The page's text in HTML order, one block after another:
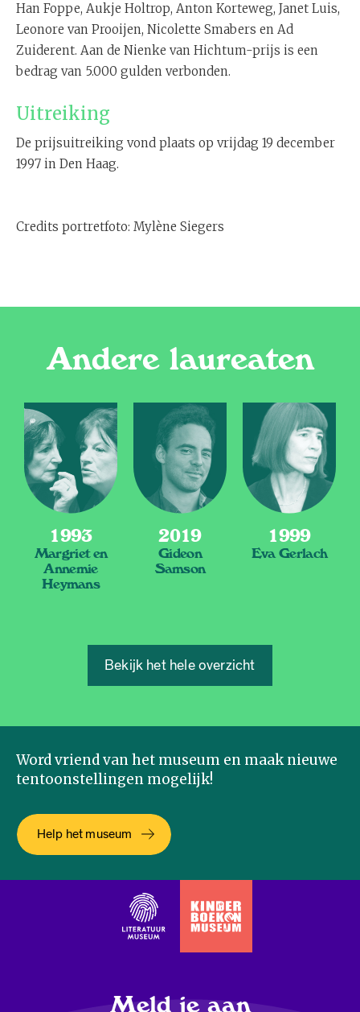
Han Foppe, Aukje Holtrop, Anton Korteweg, Janet Luis,
Leonore van Prooijen, Nicolette Smabers en Ad
Zuiderent. Aan de Nienke van Hichtum-prijs is een
bedrag van 5.000 gulden verbonden.
Uitreiking
De prijsuitreiking vond plaats op vrijdag 19 december
1997 in Den Haag.
Credits portretfoto: Mylène Siegers
Andere laureaten
1993
Margriet en
Annemie
Heymans
2019
Gideon
Samson
1999
Eva Gerlach
Bekijk het hele overzicht
Word vriend van het museum en maak nieuwe
tentoonstellingen mogelijk!
Help het museum
Meld je aan